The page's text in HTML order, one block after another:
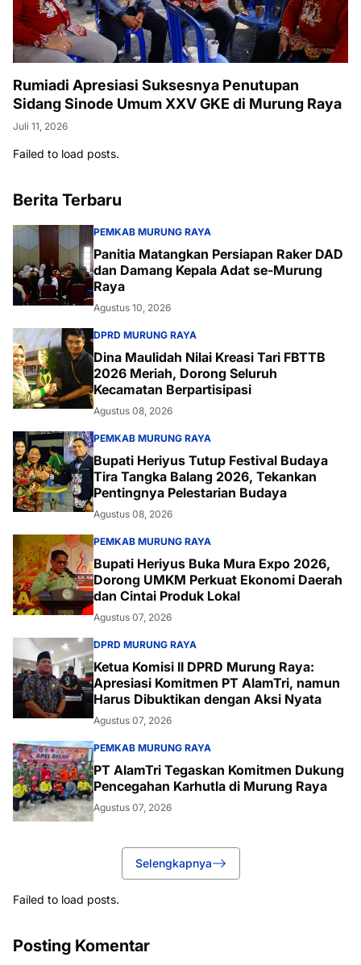
Rumiadi Apresiasi Suksesnya Penutupan
Sidang Sinode Umum XXV GKE di Murung Raya
Juli 11, 2026
Failed to load posts.
Berita Terbaru
PEMKAB MURUNG RAYA
Panitia Matangkan Persiapan Raker DAD
dan Damang Kepala Adat se-Murung
Raya
Agustus 10, 2026
DPRD MURUNG RAYA
Dina Maulidah Nilai Kreasi Tari FBTTB
2026 Meriah, Dorong Seluruh
Kecamatan Berpartisipasi
Agustus 08, 2026
PEMKAB MURUNG RAYA
Bupati Heriyus Tutup Festival Budaya
Tira Tangka Balang 2026, Tekankan
Pentingnya Pelestarian Budaya
Agustus 08, 2026
PEMKAB MURUNG RAYA
Bupati Heriyus Buka Mura Expo 2026,
Dorong UMKM Perkuat Ekonomi Daerah
dan Cintai Produk Lokal
Agustus 07, 2026
DPRD MURUNG RAYA
Ketua Komisi II DPRD Murung Raya:
Apresiasi Komitmen PT AlamTri, namun
Harus Dibuktikan dengan Aksi Nyata
Agustus 07, 2026
PEMKAB MURUNG RAYA
PT AlamTri Tegaskan Komitmen Dukung
Pencegahan Karhutla di Murung Raya
Agustus 07, 2026
Selengkapnya
Failed to load posts.
Posting Komentar